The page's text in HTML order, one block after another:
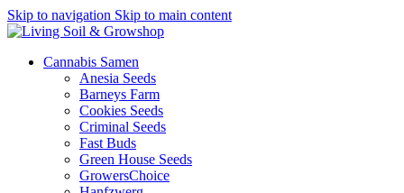
Skip to navigation Skip to main content
Cannabis Samen
Anesia Seeds
Barneys Farm
Cookies Seeds
Criminal Seeds
Fast Buds
Green House Seeds
GrowersChoice